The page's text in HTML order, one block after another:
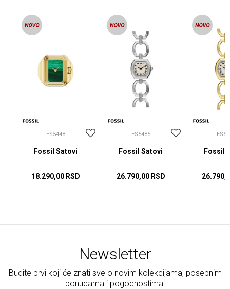
ES5448
Fossil Satovi
18.290,00 RSD
ES5485
Fossil Satovi
26.790,00 RSD
Fossil
Newsletter
Budite prvi koji će znati sve o novim kolekcijama, posebnim
ponudama i pogodnostima.